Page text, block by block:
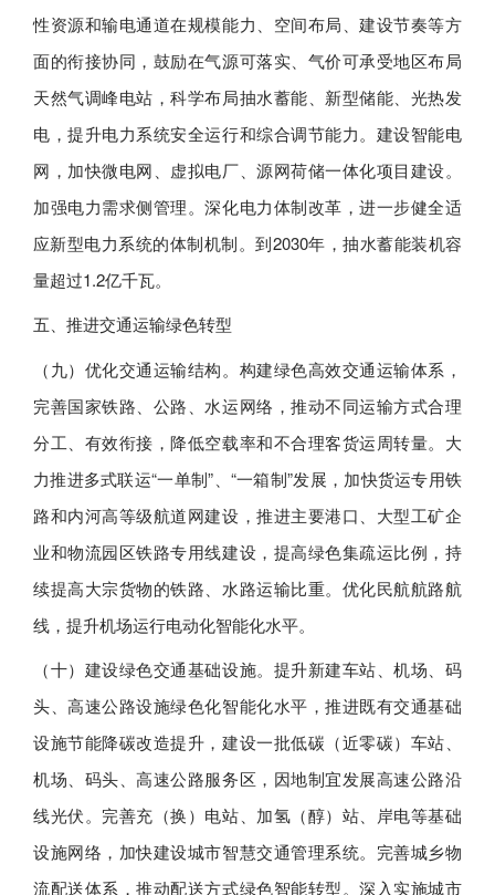
性资源和输电通道在规模能力、空间布局、建设节奏等方
面的衔接协同，鼓励在气源可落实、气价可承受地区布局
天然气调峰电站，科学布局抽水蓄能、新型储能、光热发
电，提升电力系统安全运行和综合调节能力。建设智能电
网，加快微电网、虚拟电厂、源网荷储一体化项目建设。
加强电力需求侧管理。深化电力体制改革，进一步健全适
应新型电力系统的体制机制。到2030年，抽水蓄能装机容
量超过1.2亿千瓦。
五、推进交通运输绿色转型
（九）优化交通运输结构。构建绿色高效交通运输体系，
完善国家铁路、公路、水运网络，推动不同运输方式合理
分工、有效衔接，降低空载率和不合理客货运周转量。大
力推进多式联运“一单制”、“一箱制”发展，加快货运专用铁
路和内河高等级航道网建设，推进主要港口、大型工矿企
业和物流园区铁路专用线建设，提高绿色集疏运比例，持
续提高大宗货物的铁路、水路运输比重。优化民航航路航
线，提升机场运行电动化智能化水平。
（十）建设绿色交通基础设施。提升新建车站、机场、码
头、高速公路设施绿色化智能化水平，推进既有交通基础
设施节能降碳改造提升，建设一批低碳（近零碳）车站、
机场、码头、高速公路服务区，因地制宜发展高速公路沿
线光伏。完善充（换）电站、加氢（醇）站、岸电等基础
设施网络，加快建设城市智慧交通管理系统。完善城乡物
流配送体系，推动配送方式绿色智能转型。深入实施城市